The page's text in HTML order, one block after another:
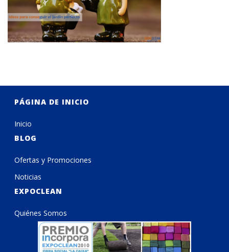
PÁGINA DE INICIO
Inicio
BLOG
Ofertas y Promociones
Noticias
EXPOCLEAN
Quiénes Somos